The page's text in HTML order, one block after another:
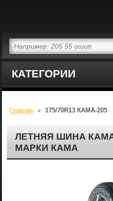
КАТЕГОРИИ
Главная » 175/70R13 КАМА-205
ЛЕТНЯЯ ШИНА КАМА-
МАРКИ КАМА